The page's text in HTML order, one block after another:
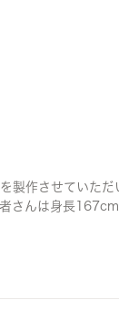
製作させていた
さんは身長